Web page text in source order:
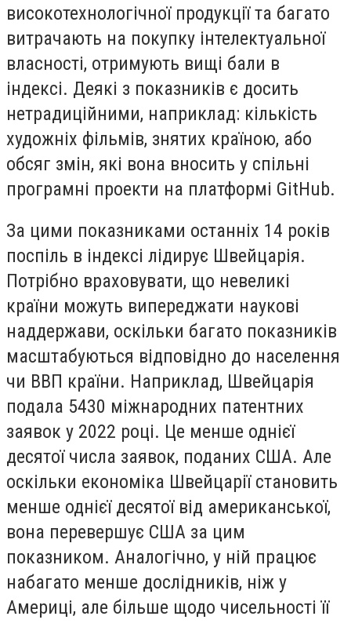
високотехнологічної продукції та багато
витрачають на покупку інтелектуальної
власності, отримують вищі бали в
індексі. Деякі з показників є досить
нетрадиційними, наприклад: кількість
художніх фільмів, знятих країною, або
обсяг змін, які вона вносить у спільні
програмні проекти на платформі GitHub.
За цими показниками останніх 14 років
поспіль в індексі лідирує Швейцарія.
Потрібно враховувати, що невеликі
країни можуть випереджати наукові
наддержави, оскільки багато показників
масштабуються відповідно до населення
чи ВВП країни. Наприклад, Швейцарія
подала 5430 міжнародних патентних
заявок у 2022 році. Це менше однієї
десятої числа заявок, поданих США. Але
оскільки економіка Швейцарії становить
менше однієї десятої від американської,
вона перевершує США за цим
показником. Аналогічно, у ній працює
набагато менше дослідників, ніж у
Америці, але більше щодо чисельності її